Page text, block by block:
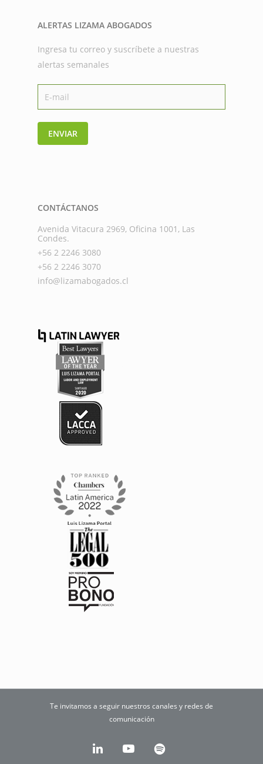
ALERTAS LIZAMA ABOGADOS
Ingresa tu correo y suscríbete a nuestras
alertas semanales
ENVIAR
CONTÁCTANOS
Avenida Vitacura 2969, Oficina 1001, Las
Condes.
+56 2 2246 3080
+56 2 2246 3070
info@lizamabogados.cl
Te invitamos a seguir nuestros canales y redes de
comunicación